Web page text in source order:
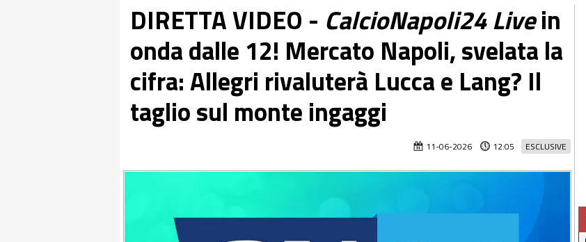
DIRETTA VIDEO - CalcioNapoli24 Livein
onda dalle 12! Mercato Napoli, svelata la
cifra: Allegri rivaluterà Lucca e Lang? Il
taglio sul monte ingaggi
ESCLUSIVE
11-06-2026 12:05